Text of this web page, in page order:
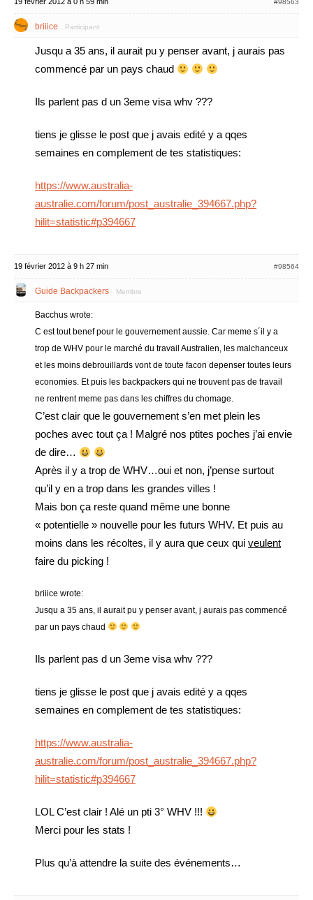
#98563
briiice Participant
Jusqu a 35 ans, il aurait pu y penser avant, j aurais pas
commencé par un pays chaud
Ils parlent pas d un 3eme visa whv ???
tiens je glisse le post que j avais edité y a qqes
semaines en complement de tes statistiques:
https://www.australia-
australie.com/forum/post_australie_394667.php?
hilit=statistic#p394667
19 février 2012 à 9 h 27 min #98564
Guide Backpackers Membre
Bacchus wrote:
C est tout benef pour le gouvernement aussie. Car meme s´il y a
trop de WHV pour le marché du travail Australien, les malchanceux
et les moins debrouillards vont de toute facon depenser toutes leurs
economies. Et puis les backpackers qui ne trouvent pas de travail
ne rentrent meme pas dans les chiffres du chomage.
C’est clair que le gouvernement s’en met plein les
poches avec tout ça ! Malgré nos ptites poches j’ai envie
de dire…
Après il y a trop de WHV…oui et non, j’pense surtout
qu’il y en a trop dans les grandes villes !
Mais bon ça reste quand même une bonne
« potentielle » nouvelle pour les futurs WHV. Et puis au
moins dans les récoltes, il y aura que ceux qui veulent
faire du picking !
briiice wrote:
Jusqu a 35 ans, il aurait pu y penser avant, j aurais pas commencé
par un pays chaud
Ils parlent pas d un 3eme visa whv ???
tiens je glisse le post que j avais edité y a qqes
semaines en complement de tes statistiques:
https://www.australia-
australie.com/forum/post_australie_394667.php?
hilit=statistic#p394667
LOL C’est clair ! Alé un pti 3° WHV !!!
Merci pour les stats !
Plus qu’à attendre la suite des événements…